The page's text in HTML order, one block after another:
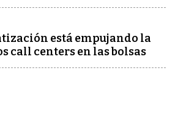
está empujando la
call centers en las bolsas